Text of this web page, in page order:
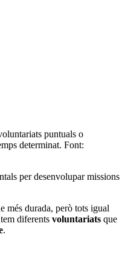
puntuals o
determinat. Font:
per desenvolupar missions
més durada, però tots igual
diferents voluntariats que
.